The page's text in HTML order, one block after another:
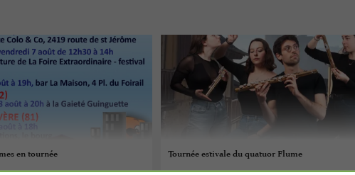
en tournée Tournée estivale du quatuor Flume